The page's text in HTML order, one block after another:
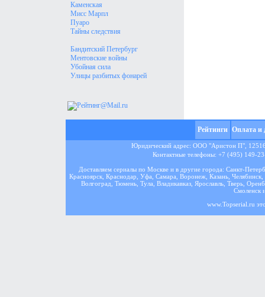
Каменская
Мисс Марпл
Пуаро
Тайны следствия
Бандитский Петербург
Ментовские войны
Убойная сила
Улицы разбитых фонарей
Рейтинги Оплата и
Юридический адрес: ООО "Аристон П",
Контактные телефоны: +7 (495) 149-
Доставляем сериалы по Москве и в другие города: Санкт-
Красноярск, Краснодар, Уфа, Самара, Воронеж, Казань,
Волгоград, Тюмень, Тула, Владикавказ, Ярославль, Тверь,
Смоленск
www.Topserial.ru